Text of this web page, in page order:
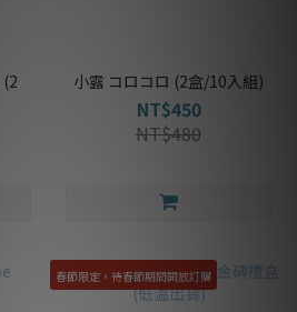
小露 コロコロ (2盒/10入組)
NT$450
NT$480
春節限定，待春節期間開放訂購